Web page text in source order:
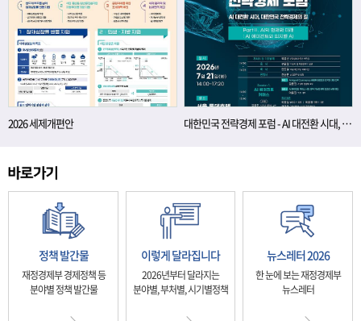
2026 세제개편안 대한민국 전략경제 포럼 - AI 대전환 시대, 대한민국 전략경제의 길
정책 발간물
재정경제부 경제정책 등
분야별 정책 발간물
이렇게 달라집니다
2026년부터 달라지는
분야별, 부처별, 시기별정책
뉴스레터 2026
한 눈에 보는 재정경제부
뉴스레터